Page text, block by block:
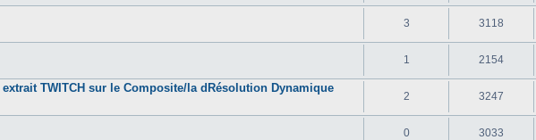
3 3118
1 2154
TWITCH sur le Composite/la dRésolution Dynamique
2 3247
0 3033